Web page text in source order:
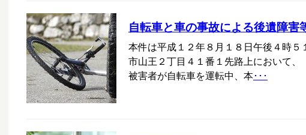
自転車と車の事故による後遺障害
本件は平成１２年８月１８日午後４時５
市山王２丁目４１番１先路上において、
被害者が自転車を運転中、本･･･